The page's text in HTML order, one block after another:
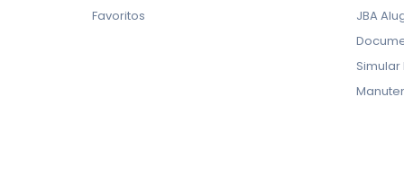
Favoritos
JBA